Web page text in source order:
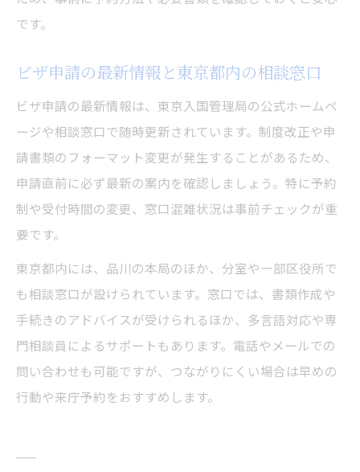
です。
ビザ申請の最新情報と東京都内の相談窓口
ビザ申請の最新情報は、東京入国管理局の公式ホームペ
ージや相談窓口で随時更新されています。制度改正や申
請書類のフォーマット変更が発生することがあるため、
申請直前に必ず最新の案内を確認しましょう。特に予約
制や受付時間の変更、窓口混雑状況は事前チェックが重
要です。
東京都内には、品川の本局のほか、分室や一部区役所で
も相談窓口が設けられています。窓口では、書類作成や
手続きのアドバイスが受けられるほか、多言語対応や専
門相談員によるサポートもあります。電話やメールでの
問い合わせも可能ですが、つながりにくい場合は早めの
行動や来庁予約をおすすめします。